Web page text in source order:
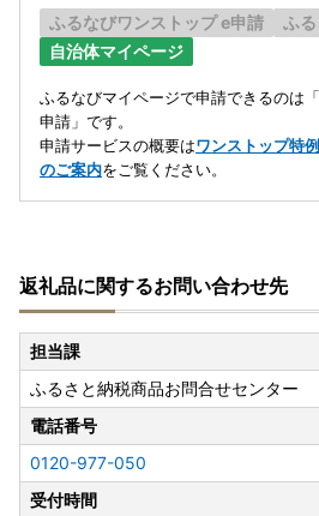
ふるなびワンストップ e申請
ふ
自治体マイページ
ふるなびマイページで申請できるのは
申請」です。
申請サービスの概要はワンストップ特
のご案内をご覧ください。
返礼品に関するお問い合わせ先
担当課
ふるさと納税商品お問合せセンター
電話番号
0120-977-050
受付時間